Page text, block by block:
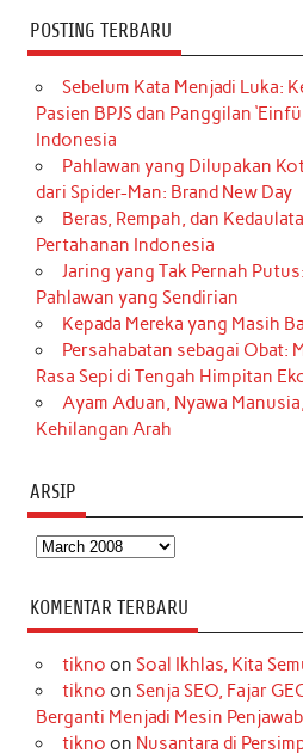
POSTING TERBARU
Sebelum Kata Menjadi Luka:
Pasien BPJS dan Panggilan
Indonesia
Pahlawan yang Dilupakan
dari Spider-Man: Brand New Day
Beras, Rempah, dan
Pertahanan Indonesia
Jaring yang Tak Pernah
Pahlawan yang Sendirian
Kepada Mereka yang Masih
Persahabatan sebagai Obat:
Rasa Sepi di Tengah Himpitan
Ayam Aduan, Nyawa
Kehilangan Arah
ARSIP
Arsip
KOMENTAR TERBARU
tikno on Soal Ikhlas, Kita
tikno on Senja SEO, Fajar
Berganti Menjadi Mesin Penjawab
tikno on Nusantara di